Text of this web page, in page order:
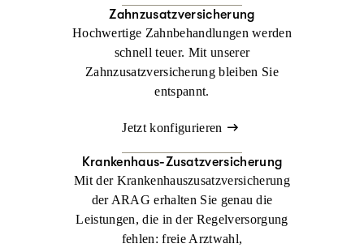
Zahnzusatzversicherung
Hochwertige Zahnbehandlungen werden
schnell teuer. Mit unserer
Zahnzusatzversicherung bleiben Sie
entspannt.
Jetzt konfigurieren
Krankenhaus-Zusatzversicherung
Mit der Krankenhaus­zusatzversicherung
der ARAG erhalten Sie genau die
Leistungen, die in der Regelversorgung
fehlen: freie Arztwahl,